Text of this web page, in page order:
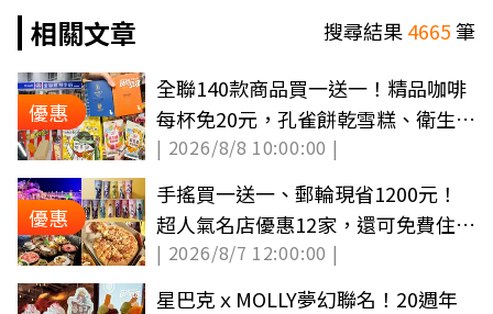
相關文章
搜尋結果4665筆
優惠
全聯140款商品買一送一！精品咖啡
每杯免20元，孔雀餅乾雪糕、衛生紙
必囤
| 2026/8/8 10:00:00 |
優惠
手搖買一送一、郵輪現省1200元！
超人氣名店優惠12家，還可免費住童
話城堡旅宿
| 2026/8/7 12:00:00 |
星巴克ｘMOLLY夢幻聯名！20週年